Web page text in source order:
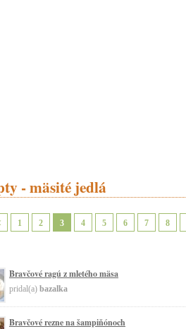
- mäsité jedlá
1 2 3 4 5 6 7 8
Bravčové ragú z mletého mäsa
pridal(a) bazalka
Bravčové rezne na šampiňónoch